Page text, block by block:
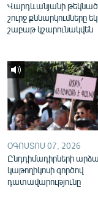
Վարդևանյանի
շուրջ քննարկումները
շաբաթ կշարունակվեն
ՕԳՈՍՏՈՍ 07, 2026
Ընդդիմադիրների
կաթողիկոսի գործով
դատավարությունը